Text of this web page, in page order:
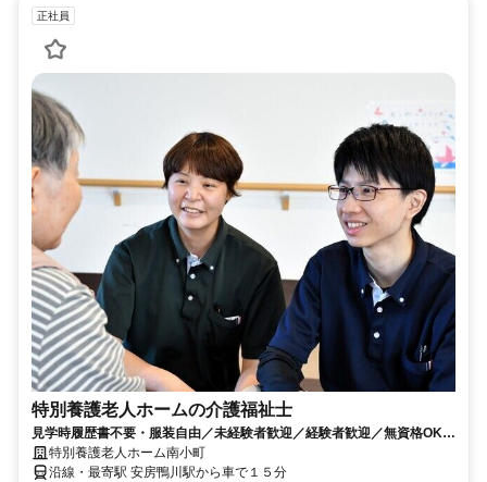
正社員
特別養護老人ホームの介護福祉士
見学時履歴書不要・服装自由／未経験者歓迎／経験者歓迎／無資格OK／
資格保有者優遇／教育体制充実／賞与昇給あり
特別養護老人ホーム南小町
沿線・最寄駅 安房鴨川駅から車で１５分